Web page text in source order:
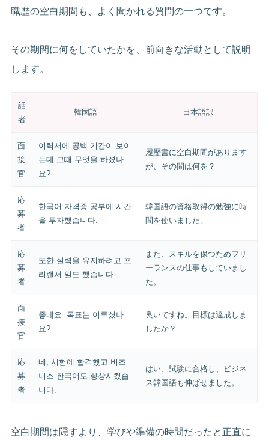
職歴の空白期間も、よく聞かれる質問の一つです。
その期間に何をしていたかを、前向きな活動として説明
します。
話
者
韓国語 日本語訳
面
接
官
이력서에 공백 기간이 보이
는데 그때 무엇을 하셨나
요?
履歴書に空白期間があります
が、その間は何を？
応
募
者
한국어 자격증 공부에 시간
을 투자했습니다.
韓国語の資格取得の勉強に時
間を使いました。
応
募
者
또한 실력을 유지하려고 프
리랜서 일도 했습니다.
また、スキルを保つためフリ
ーランスの仕事もしていまし
た。
面
接
官
좋네요. 목표는 이루셨나
요?
良いですね。目標は達成しま
したか？
応
募
者
네, 시험에 합격했고 비즈
니스 한국어도 향상시켰습
니다.
はい、試験に合格し、ビジネ
ス韓国語も伸ばせました。
空白期間は隠すより、学びや準備の時間だったと正直に